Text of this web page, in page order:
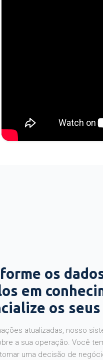
os
em
os
atualizadas, nosso
a sua operação. Você
uma decisão de